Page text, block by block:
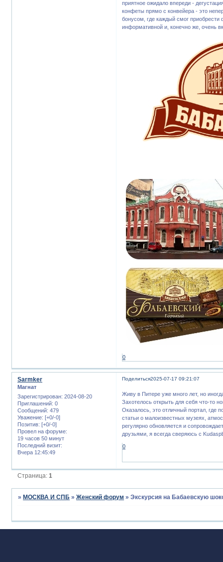
приятное ожидало впереди -
конфеты прямо с конвейера - это
бонусом, где каждый смог
информативной и, конечно же, очень
0
Поделиться2025-07-17 09:21:07
Sarmker
Магнат
Зарегистрирован: 2024-08-20
Приглашений: 0
Сообщений: 479
Уважение: [+0/-0]
Позитив: [+0/-0]
Провел на форуме:
19 часов 50 минут
Последний визит:
Вчера 12:45:49
Живу в Питере уже много лет, но
Захотелось открыть для себя что-то
Оказалось, это отличный портал, где
статьи о малоизвестных музеях,
регулярно обновляется и
друзьями, я всегда сверяюсь с
0
Страница:1
» МОСКВА И СПБ »Женский форум »Экскурсия на Бабаевскую